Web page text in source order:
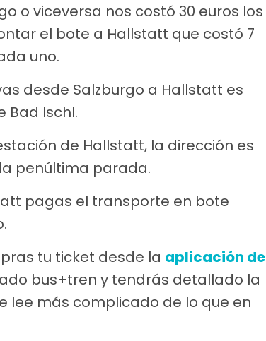
o viceversa nos costó 30 euros los
el bote a Hallstatt que costó 7
uno.
desde Salzburgo a Hallstatt es
Bad Ischl.
de Hallstatt, la dirección es
penúltima parada.
pagas el transporte en bote
tu ticket desde la aplicación de
bus+tren y tendrás detallado la
lee más complicado de lo que en